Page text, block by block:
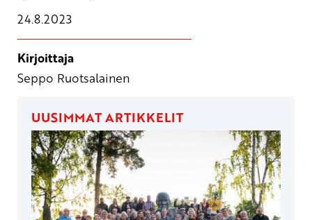
24.8.2023
Kirjoittaja
Seppo Ruotsalainen
UUSIMMAT ARTIKKELIT